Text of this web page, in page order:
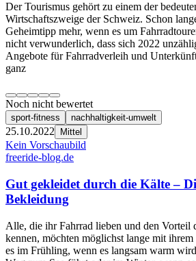
Der Tourismus gehört zu einem der
Wirtschaftszweige der Schweiz. Schon
Geheimtipp mehr, wenn es um
nicht verwunderlich, dass sich 2022
Angebote für Fahrradverleih und
ganz
Noch nicht bewertet
sport-fitness nachhaltigkeit-umwelt
25.10.2022 Mittel
Kein Vorschaubild
freeride-blog.de
Gut gekleidet durch die Kälte –
Bekleidung
Alle, die ihr Fahrrad lieben und den Vorteil
kennen, möchten möglichst lange mit
es im Frühling, wenn es langsam warm